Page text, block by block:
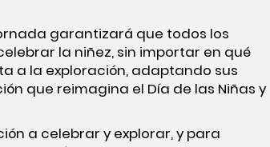
garantizará que todos los
la niñez, sin importar en qué
a la exploración, adaptando sus
que reimagina el Día de las Niñas y
a celebrar y explorar, y para